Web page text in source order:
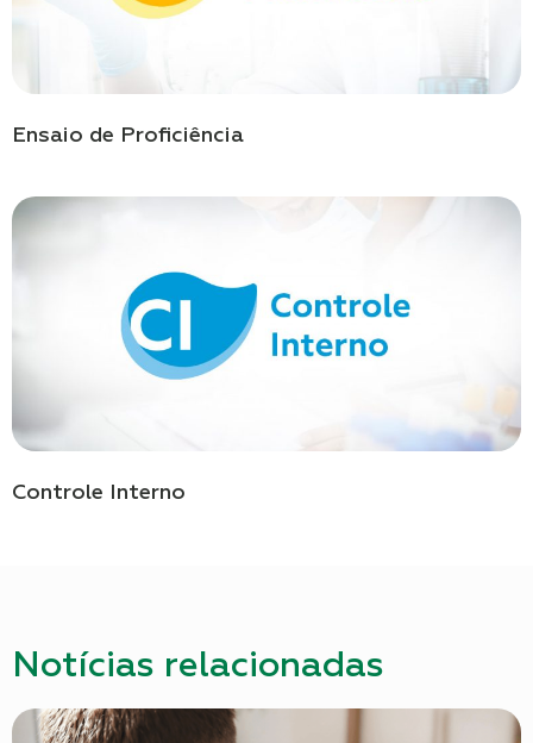
Ensaio de Proficiência
Controle Interno
Notícias relacionadas